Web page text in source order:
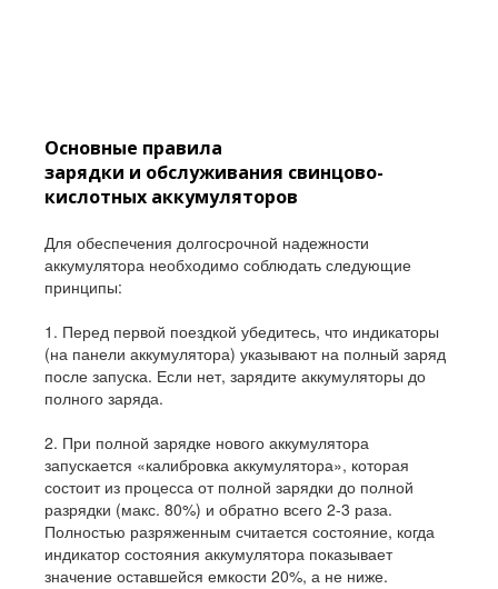
Основные правила
зарядки и обслуживания свинцово-
кислотных аккумуляторов
Для обеспечения долгосрочной надежности
аккумулятора необходимо соблюдать следующие
принципы:
1. Перед первой поездкой убедитесь, что индикаторы
(на панели аккумулятора) указывают на полный заряд
после запуска. Если нет, зарядите аккумуляторы до
полного заряда.
2. При полной зарядке нового аккумулятора
запускается «калибровка аккумулятора», которая
состоит из процесса от полной зарядки до полной
разрядки (макс. 80%) и обратно всего 2-3 раза.
Полностью разряженным считается состояние, когда
индикатор состояния аккумулятора показывает
значение оставшейся емкости 20%, а не ниже.